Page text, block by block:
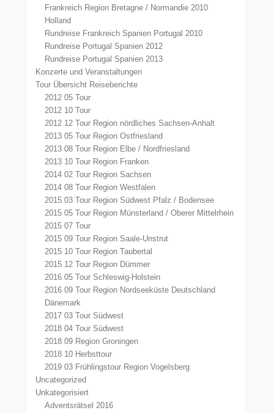
Frankreich Region Bretagne / Normandie 2010
Holland
Rundreise Frankreich Spanien Portugal 2010
Rundreise Portugal Spanien 2012
Rundreise Portugal Spanien 2013
Konzerte und Veranstaltungen
Tour Übersicht Reiseberichte
2012 05 Tour
2012 10 Tour
2012 12 Tour Region nördliches Sachsen-Anhalt
2013 05 Tour Region Ostfriesland
2013 08 Tour Region Elbe / Nordfriesland
2013 10 Tour Region Franken
2014 02 Tour Region Sachsen
2014 08 Tour Region Westfalen
2015 03 Tour Region Südwest Pfalz / Bodensee
2015 05 Tour Region Münsterland / Oberer Mittelrhein
2015 07 Tour
2015 09 Tour Region Saale-Unstrut
2015 10 Tour Region Taubertal
2015 12 Tour Region Dümmer
2016 05 Tour Schleswig-Holstein
2016 09 Tour Region Nordseeküste Deutschland
Dänemark
2017 03 Tour Südwest
2018 04 Tour Südwest
2018 09 Region Groningen
2018 10 Herbsttour
2019 03 Frühlingstour Region Vogelsberg
Uncategorized
Unkategorisiert
Adventsrätsel 2016